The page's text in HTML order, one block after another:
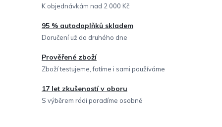
í
p
r
y
v
ý
K objednávkám nad 2 000 Kč
95 % autodoplňků skladem
Doručení už do druhého dne
Prověřené zboží
Zboží testujeme, fotíme i sami používáme
17 let zkušeností v oboru
S výběrem rádi poradíme osobně